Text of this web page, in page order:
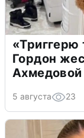
«Триггерю
Гордон
Ахмедовой
5 августа 23